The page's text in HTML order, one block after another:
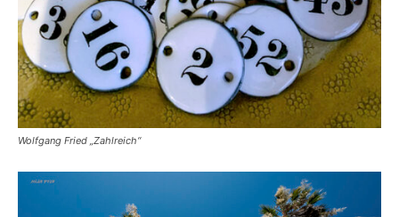
Wolfgang Fried „Zahlreich“